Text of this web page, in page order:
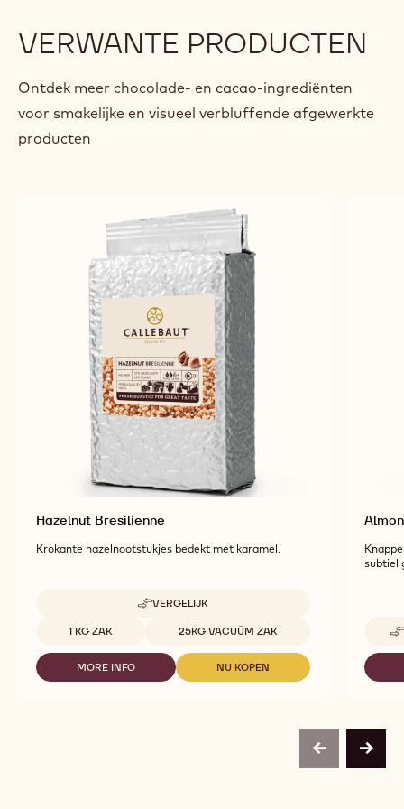
VERWANTE PRODUCTEN
Ontdek meer chocolade- en cacao-ingrediënten
voor smakelijke en visueel verbluffende afgewerkte
producten
Hazelnut Bresilienne
Krokante hazelnootstukjes bedekt met karamel.
VERGELIJK
-
BRESILIENNE
Beschikbare maten
1 KG ZAK 25KG VACUÜM ZAK
MORE INFO
-
NU KOPEN
-
subtiel
previousnext